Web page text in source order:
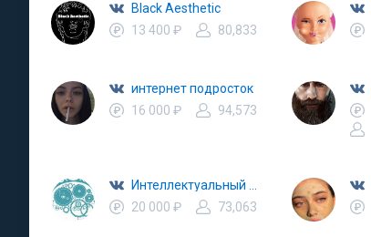
Black Aesthetic
13 400 ₽
80,833
интернет подросток
16 000 ₽
94,573
20 000 ₽
73,063